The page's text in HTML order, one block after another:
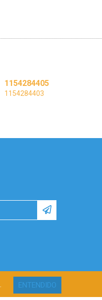
ENTENDIDO
1154284405
1154284403